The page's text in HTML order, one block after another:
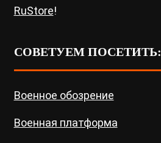
RuStore!
СОВЕТУЕМ ПОСЕТИТЬ:
Военное обозрение
Военная платформа